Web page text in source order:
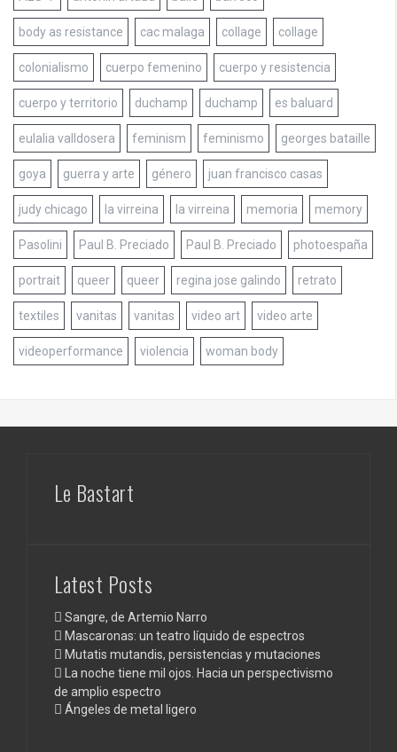
body as resistance cac malaga collage collage
colonialismo cuerpo femenino cuerpo y resistencia
cuerpo y territorio duchamp duchamp es baluard
eulalia valldosera feminism feminismo georges bataille
goya guerra y arte género juan francisco casas
judy chicago la virreina la virreina memoria memory
Pasolini Paul B. Preciado Paul B. Preciado photoespaña
portrait queer queer regina jose galindo retrato
textiles vanitas vanitas video art video arte
videoperformance violencia woman body
Le Bastart
Latest Posts
Sangre, de Artemio Narro
Mascaronas: un teatro líquido de espectros
Mutatis mutandis, persistencias y mutaciones
La noche tiene mil ojos. Hacia un perspectivismo
de amplio espectro
Ángeles de metal ligero